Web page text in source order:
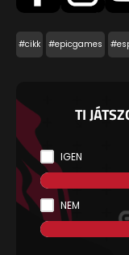
#cikk #epicgames
TI
IGEN
NEM